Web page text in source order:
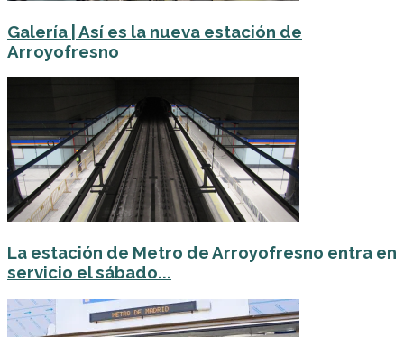
Galería | Así es la nueva estación de
Arroyofresno
La estación de Metro de Arroyofresno entra en
servicio el sábado...